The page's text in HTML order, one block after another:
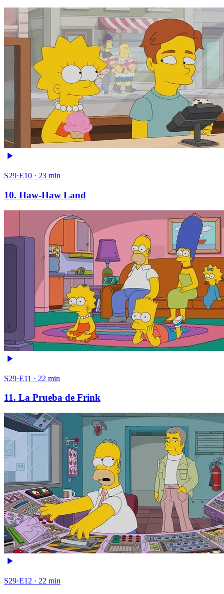
S29·E10 · 23 min
10. Haw-Haw Land
S29·E11 · 22 min
11. La Prueba de Frink
S29·E12 · 22 min